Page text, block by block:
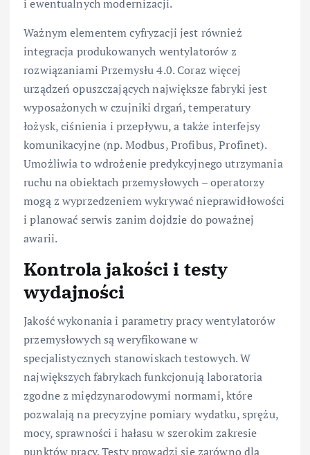
i ewentualnych modernizacji.
Ważnym elementem cyfryzacji jest również
integracja produkowanych wentylatorów z
rozwiązaniami Przemysłu 4.0. Coraz więcej
urządzeń opuszczających największe fabryki jest
wyposażonych w czujniki drgań, temperatury
łożysk, ciśnienia i przepływu, a także interfejsy
komunikacyjne (np. Modbus, Profibus, Profinet).
Umożliwia to wdrożenie predykcyjnego utrzymania
ruchu na obiektach przemysłowych – operatorzy
mogą z wyprzedzeniem wykrywać nieprawidłowości
i planować serwis zanim dojdzie do poważnej
awarii.
Kontrola jakości i testy
wydajności
Jakość wykonania i parametry pracy wentylatorów
przemysłowych są weryfikowane w
specjalistycznych stanowiskach testowych. W
największych fabrykach funkcjonują laboratoria
zgodne z międzynarodowymi normami, które
pozwalają na precyzyjne pomiary wydatku, sprężu,
mocy, sprawności i hałasu w szerokim zakresie
punktów pracy. Testy prowadzi się zarówno dla